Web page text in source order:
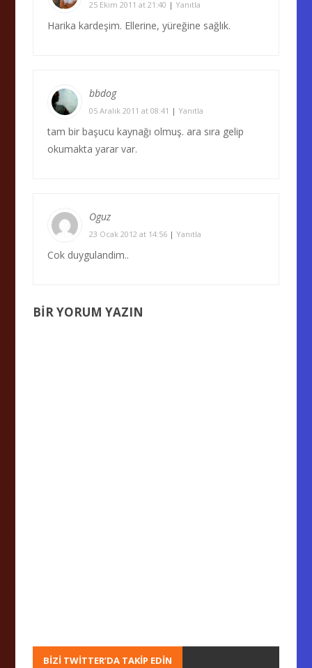
25 Ekim 2011 at 21:40 |Yanıtla
Harika kardeşim. Ellerine, yüreğine sağlık.
bbdog
05 Aralık 2011 at 08:41 |Yanıtla
tam bir başucu kaynağı olmuş. ara sıra gelip
okumakta yarar var.
Oguz
23 Ocak 2012 at 14:56 |Yanıtla
Cok duygulandim..
BIR YORUM YAZIN
BIZI TWITTER’DA TAKIP EDIN